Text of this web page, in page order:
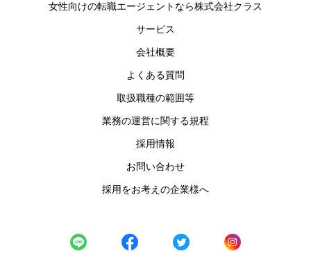
女性向けの転職エージェントなら株式会社クラス
サービス
会社概要
よくある質問
取扱職種の範囲等
業務の運営に関する規程
採用情報
お問い合わせ
採用をお考えの企業様へ